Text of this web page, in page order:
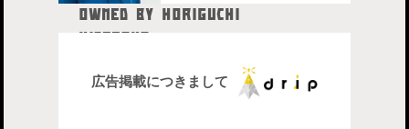
OWNED BY HORIGUCHI
株式会社drip代表取締役社長
広告掲載につきまして